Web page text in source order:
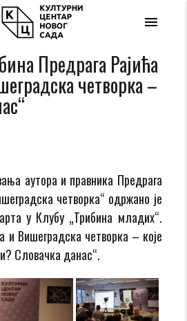
menu
Предрага Рајића
четворка –
аутора и правника Предрага
четворка“ одржано је
у Клубу „Трибина младих“.
и Вишеградска четворка – које
Словачка данас“.